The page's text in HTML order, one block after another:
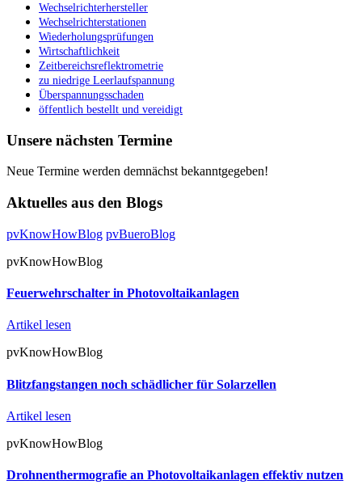
Wechselrichterhersteller
Wechselrichterstationen
Wiederholungsprüfungen
Wirtschaftlichkeit
Zeitbereichsreflektrometrie
zu niedrige Leerlaufspannung
Überspannungsschaden
öffentlich bestellt und vereidigt
Unsere nächsten Termine
Neue Termine werden demnächst bekanntgegeben!
Aktuelles aus den Blogs
pvKnowHowBlog pvBueroBlog
pvKnowHowBlog
Feuerwehrschalter in Photovoltaikanlagen
Artikel lesen
pvKnowHowBlog
Blitzfangstangen noch schädlicher für Solarzellen
Artikel lesen
pvKnowHowBlog
Drohnenthermografie an Photovoltaikanlagen effektiv nutzen